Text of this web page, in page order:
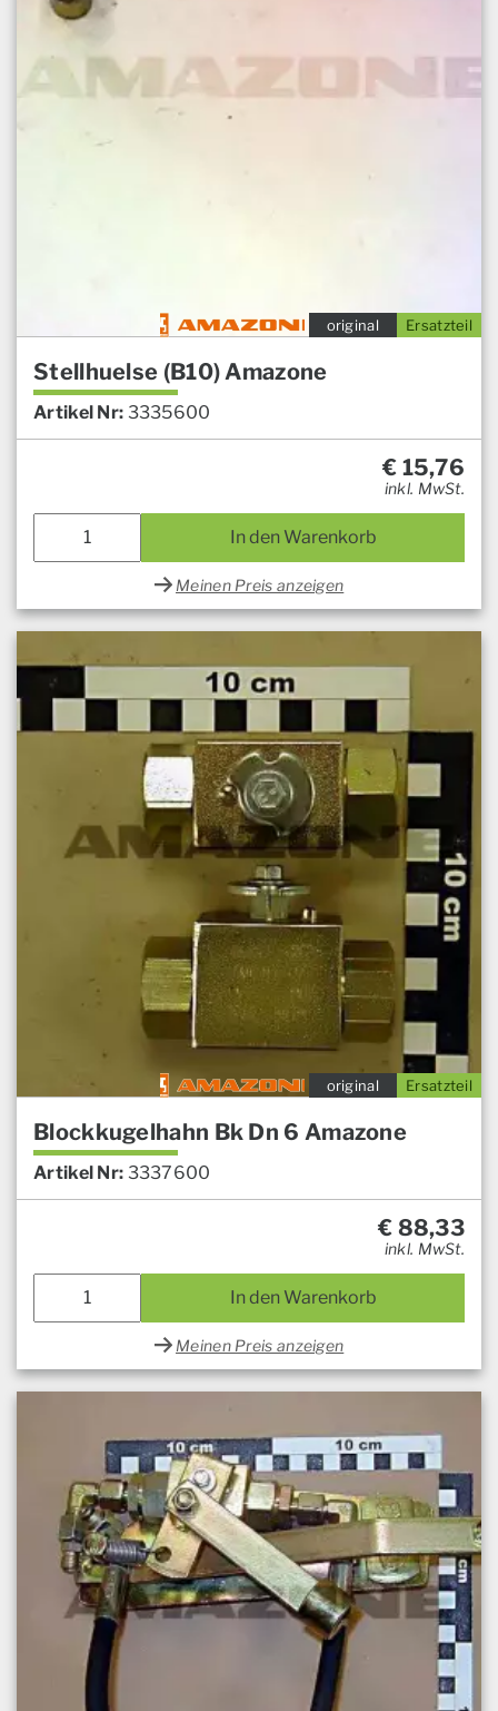
Ersatzteil
original
Stellhuelse (B10) Amazone
Artikel Nr: 3335600
€ 15,76
inkl. MwSt.
In den Warenkorb
Meinen Preis anzeigen
Ersatzteil
original
Blockkugelhahn Bk Dn 6 Amazone
Artikel Nr: 3337600
€ 88,33
inkl. MwSt.
In den Warenkorb
Meinen Preis anzeigen